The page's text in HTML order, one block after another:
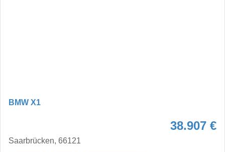
BMW X1
38.907 €
Saarbrücken, 66121